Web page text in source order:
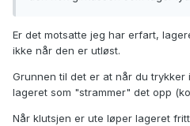
Er det motsatte jeg har erfart,
ikke når den er utløst.
Grunnen til det er at når du trykker
lageret som "strammer" det opp
Når klutsjen er ute løper lageret